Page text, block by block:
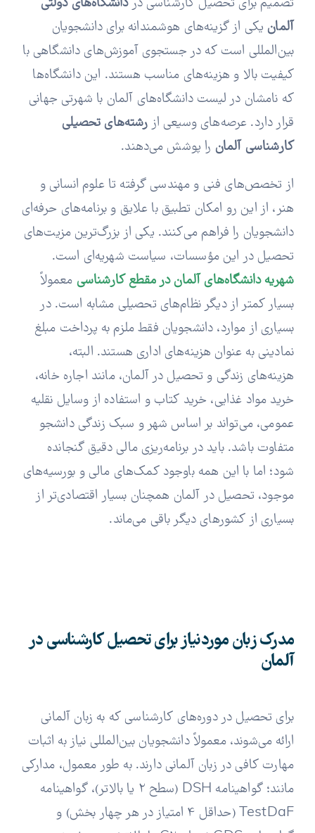
آلمان یکی از گزینه‌های هوشمندانه برای دانشجویان
بین‌المللی است که در جستجوی آموزش‌های دانشگاهی با
کیفیت بالا و هزینه‌های مناسب هستند. این دانشگاه‌ها
که نامشان در لیست دانشگاه‌های آلمان با شهرتی جهانی
قرار دارد. عرصه‌های وسیعی از رشته‌های تحصیلی
کارشناسی آلمان را پوشش می‌دهند.
از تخصص‌های فنی و مهندسی گرفته تا علوم انسانی و
هنر، از این رو امکان تطبیق با علایق و برنامه‌های حرفه‌ای
دانشجویان را فراهم می‌کنند. یکی از بزرگ‌ترین مزیت‌های
تحصیل در این مؤسسات، سیاست شهریه‌ای است.
شهریه دانشگاه‌های آلمان در مقطع کارشناسی معمولاً
بسیار کمتر از دیگر نظام‌های تحصیلی مشابه است. در
بسیاری از موارد، دانشجویان فقط ملزم به پرداخت مبلغ
نمادینی به عنوان هزینه‌های اداری هستند. البته،
هزینه‌های زندگی و تحصیل در آلمان، مانند اجاره‌ خانه،
خرید مواد غذایی، خرید کتاب و استفاده از وسایل نقلیه
عمومی، می‌تواند بر اساس شهر و سبک زندگی دانشجو
متفاوت باشد. باید در برنامه‌ریزی مالی دقیق گنجانده
شود؛ اما با این همه باوجود کمک‌های مالی و بورسیه‌های
موجود، تحصیل در آلمان همچنان بسیار اقتصادی‌تر از
بسیاری از کشورهای دیگر باقی می‌ماند.
مدرک زبان موردنیاز برای تحصیل کارشناسی در
آلمان
برای تحصیل در دوره‌های کارشناسی که به زبان آلمانی
ارائه می‌شوند، معمولاً دانشجویان بین‌المللی نیاز به اثبات
مهارت کافی در زبان آلمانی دارند. به طور معمول، مدارکی
مانند؛ گواهینامه DSH (سطح 2 یا بالاتر)، گواهینامه
TestDaF (حداقل 4 امتیاز در هر چهار بخش) و